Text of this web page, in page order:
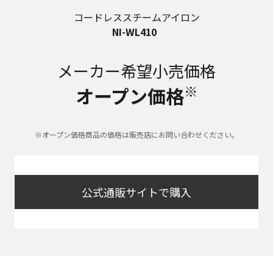
コードレススチームアイロン
NI-WL410
メーカー希望小売価格
オープン価格※
※オープン価格商品の価格は販売店にお問い合わせください。
公式通販サイトで購入